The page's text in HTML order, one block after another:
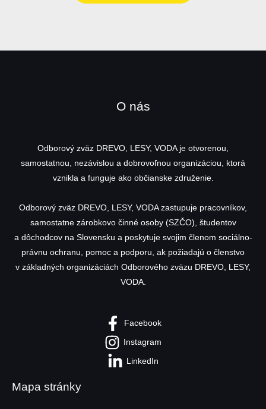
O nás
Odborový zväz DREVO, LESY, VODA je otvorenou,
samostatnou, nezávislou a dobrovoľnou organizáciou, ktorá
vznikla a funguje ako občianske združenie.
Odborový zväz DREVO, LESY, VODA zastupuje pracovníkov,
samostatne zárobkovo činné osoby (SZČO), študentov
a dôchodcov na Slovensku a poskytuje svojim členom sociálno-
právnu ochranu, pomoc a podporu, ak požiadajú o členstvo
v základných organizáciách Odborového zväzu DREVO, LESY,
VODA.
Facebook
Instagram
LinkedIn
Mapa stránky